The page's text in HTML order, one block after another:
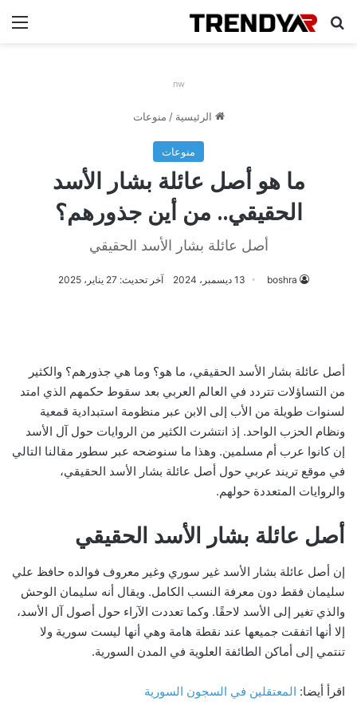
بحث عن
nw
الرئيسية / منوعات
منوعات
ما هو أصل عائلة بشار الأسد
الحقيقي.. من أين جذورهم؟
أصل عائلة بشار الأسد الحقيقي
boshra 13 ديسمبر، 2024 آخر تحديث: 27 يناير، 2025
أصل عائلة بشار الأسد الحقيقي، ما هو؟ وما هي جذورهم؟ والكثير
من التساؤلات تتردد في العالم العربي بعد سقوط حكمهم الذي امتد
لسنوات طويلة من الأب إلى الابن عبر منظومة استبدادية قمعية
ونظام الحزب الواحد. إذ انتشرت الكثير من الروايات حول آل الأسد
إن كانوا عرب أم مسلمين. وهذا ما سنوضحه عبر سطور مقالنا التالي
في موقع تريند عربي حول أصل عائلة بشار الأسد الحقيقي،
والروايات المتعددة حولهم.
أصل عائلة بشار الأسد الحقيقي
إن أصل عائلة بشار الأسد غير سوري وغير معروف فوالده حافظ علي
سليمان فقط دون معرفة النسب الكامل. ويقال أنه سليمان الوحش
والذي تغير إلى الأسد لاحقًا. وكما تعددت الآراء حول أصول آل الأسد،
إلا أنها اتفقت جميعها عند نقطة هامة وهي أنها ليست سورية ولا
تنتمي إلى أماكن الطائفة العلوية في المدن السورية.
اقرأ أيضا: المعتقلين في السجون السورية